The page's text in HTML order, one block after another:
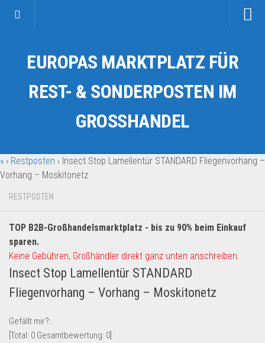
Kategorien
Auto & Motorrad
Fahrzeuge & Transport
Garten & Werkzeug
Geschäft, Büro & Schreibwaren
Geschenkartikel
Handy und Smartphone
Kosmetik & Pflege
Lebensmittel & Getränke
Multimedia & Elektro
Münzen
Spielzeug & Games
EUROPAS MARKTPLATZ FÜR
REST- & SONDERPOSTEN IM
GROSSHANDEL
» › Restposten › Insect Stop Lamellentür STANDARD Fliegenvorhang –
Vorhang – Moskitonetz
RESTPOSTEN
TOP B2B-Großhandelsmarktplatz - bis zu 90% beim Einkauf
sparen.
Keine Gebühren, Großhändler direkt ganz unten anschreiben.
Insect Stop Lamellentür STANDARD
Fliegenvorhang – Vorhang – Moskitonetz
Gefällt mir?:
[Total: 0 Gesamtbewertung: 0